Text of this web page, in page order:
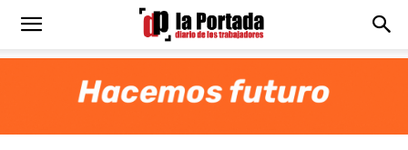
Diario